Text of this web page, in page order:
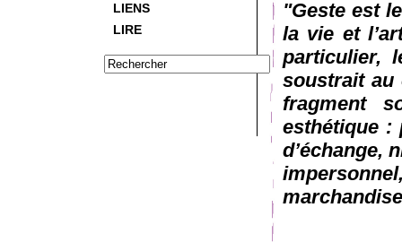
LIENS
LIRE
"Geste est
la vie et
particulier,
soustrait au
fragment
esthétique :
d’échange,